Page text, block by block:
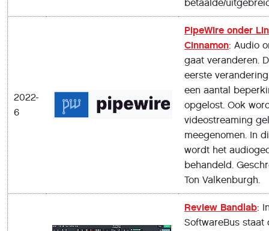
betaalde/
2022-
6
PipeWire onder
Cinnamon: Audio
gaat veranderen.
eerste
een aantal
opgelost. Ook
videostreaming
meegenomen. In
wordt het
behandeld.
Ton Valkenburgh.
Review Bandlab:
SoftwareBus staat